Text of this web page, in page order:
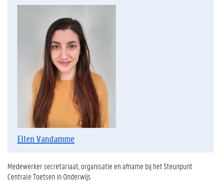
Ellen Vandamme
Medewerker secretariaat, organisatie en afname bij het Steunpunt
Centrale Toetsen in Onderwijs